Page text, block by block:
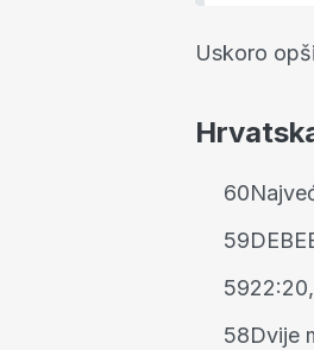
Uskoro
60
59
59
58Dvije